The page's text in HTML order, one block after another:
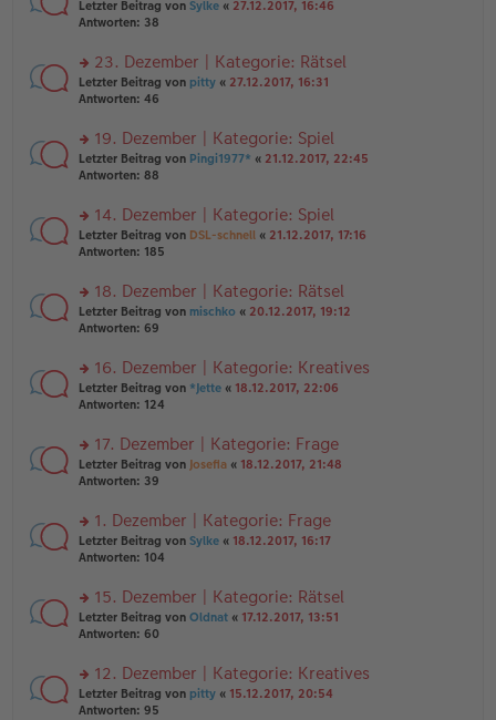
a
g
er
tr
a
g
g
el
e
n
er
tr
a
g
rs
te
n
g
el
e
n
er
tr
a
g
Letzter Beitrag von Sylke « 27.12.2017, 16:46
Antworten: 38
rs
te
n
g
el
e
n
er
tr
a
g
23. Dezember | Kategorie: Rätsel
Letzter Beitrag von pitty « 27.12.2017, 16:31
Antworten: 46
rs
te
n
g
el
e
n
er
tr
a
g
19. Dezember | Kategorie: Spiel
Letzter Beitrag von Pingi1977* « 21.12.2017, 22:45
Antworten: 88
rs
te
n
g
el
e
n
er
tr
a
g
14. Dezember | Kategorie: Spiel
Letzter Beitrag von DSL-schnell « 21.12.2017, 17:16
Antworten: 185
rs
te
n
g
el
e
n
er
tr
a
g
18. Dezember | Kategorie: Rätsel
Letzter Beitrag von mischko « 20.12.2017, 19:12
Antworten: 69
rs
te
n
g
el
e
n
er
tr
a
g
16. Dezember | Kategorie: Kreatives
Letzter Beitrag von *Jette « 18.12.2017, 22:06
Antworten: 124
rs
te
n
g
el
e
n
er
tr
a
g
17. Dezember | Kategorie: Frage
Letzter Beitrag von Josefia « 18.12.2017, 21:48
Antworten: 39
rs
te
n
g
el
e
n
er
1. Dezember | Kategorie: Frage
Letzter Beitrag von Sylke « 18.12.2017, 16:17
Antworten: 104
rs
te
n
g
el
15. Dezember | Kategorie: Rätsel
Letzter Beitrag von Oldnat « 17.12.2017, 13:51
Antworten: 60
rs
te
12. Dezember | Kategorie: Kreatives
Letzter Beitrag von pitty « 15.12.2017, 20:54
Antworten: 95